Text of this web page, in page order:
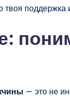
твоя
— это не